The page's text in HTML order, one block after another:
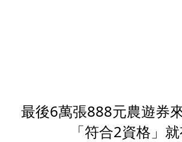
最後6萬張888元農遊
「符合2資格」